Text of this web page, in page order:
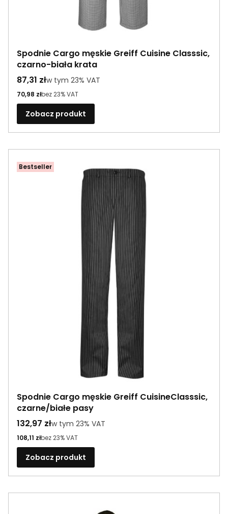
Spodnie Cargo męskie Greiff Cuisine Classsic,
czarno-biała krata
Cena brutto
87,31 złw tym %s VAT
w tym 23% VAT
Cena netto
70,98 złbez 23% VAT
Zobacz produkt
Bestseller
Spodnie Cargo męskie Greiff CuisineClasssic,
czarne/białe pasy
Cena brutto
132,97 złw tym %s VAT
w tym 23% VAT
Cena netto
108,11 złbez 23% VAT
Zobacz produkt